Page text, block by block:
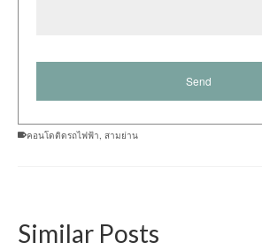
คอนโดติดรถไฟฟ้า, สามย่าน
Similar Posts